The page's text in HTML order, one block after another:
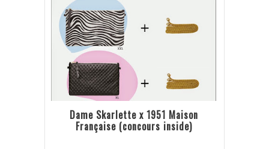
Dame Skarlette x 1951 Maison
Française (concours inside)